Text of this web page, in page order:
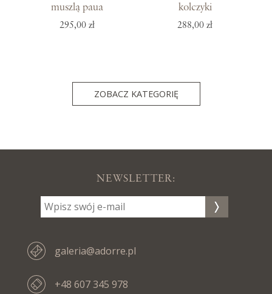
muszlą paua
295,00 zł
kolczyki
288,00 zł
ZOBACZ KATEGORIĘ
NEWSLETTER:
galeria@adorre.pl
+48 607 345 978